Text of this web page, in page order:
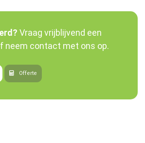
Vraag vrijblijvend een
neem contact met ons op.
Offerte